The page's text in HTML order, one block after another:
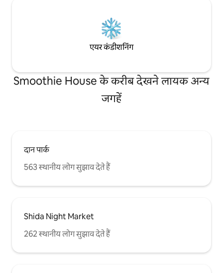
एयर कंडीशनिंग
Smoothie House के करीब देखने लायक अन्य
जगहें
दान पार्क
563 स्थानीय लोग सुझाव देते हैं
Shida Night Market
262 स्थानीय लोग सुझाव देते हैं